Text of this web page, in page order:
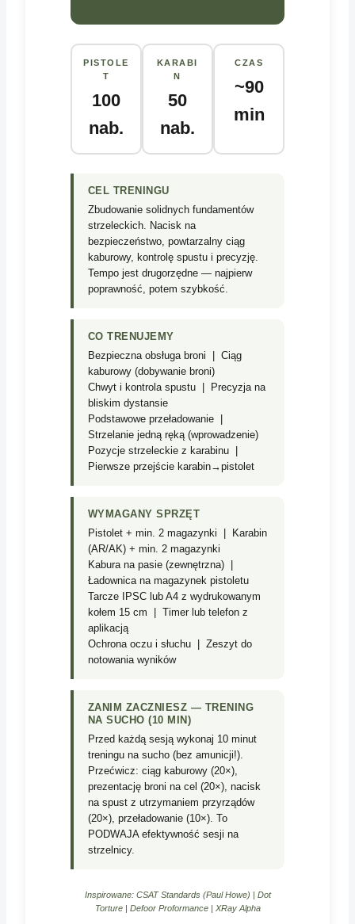
PISTOLE
T
100
nab.
KARABI
N
50
nab.
CZAS
~90
min
CEL TRENINGU
Zbudowanie solidnych fundamentów
strzeleckich. Nacisk na
bezpieczeństwo, powtarzalny ciąg
kaburowy, kontrolę spustu i precyzję.
Tempo jest drugorzędne — najpierw
poprawność, potem szybkość.
CO TRENUJEMY
Bezpieczna obsługa broni | Ciąg
kaburowy (dobywanie broni)
Chwyt i kontrola spustu | Precyzja na
bliskim dystansie
Podstawowe przeładowanie |
Strzelanie jedną ręką (wprowadzenie)
Pozycje strzeleckie z karabinu |
Pierwsze przejście karabin→pistolet
WYMAGANY SPRZĘT
Pistolet + min. 2 magazynki | Karabin
(AR/AK) + min. 2 magazynki
Kabura na pasie (zewnętrzna) |
Ładownica na magazynek pistoletu
Tarcze IPSC lub A4 z wydrukowanym
kołem 15 cm | Timer lub telefon z
aplikacją
Ochrona oczu i słuchu | Zeszyt do
notowania wyników
ZANIM ZACZNIESZ — TRENING
NA SUCHO (10 MIN)
Przed każdą sesją wykonaj 10 minut
treningu na sucho (bez amunicji!).
Przećwicz: ciąg kaburowy (20×),
prezentację broni na cel (20×), nacisk
na spust z utrzymaniem przyrządów
(20×), przeładowanie (10×). To
PODWAJA efektywność sesji na
strzelnicy.
Inspirowane: CSAT Standards (Paul Howe) | Dot
Torture | Defoor Proformance | XRay Alpha